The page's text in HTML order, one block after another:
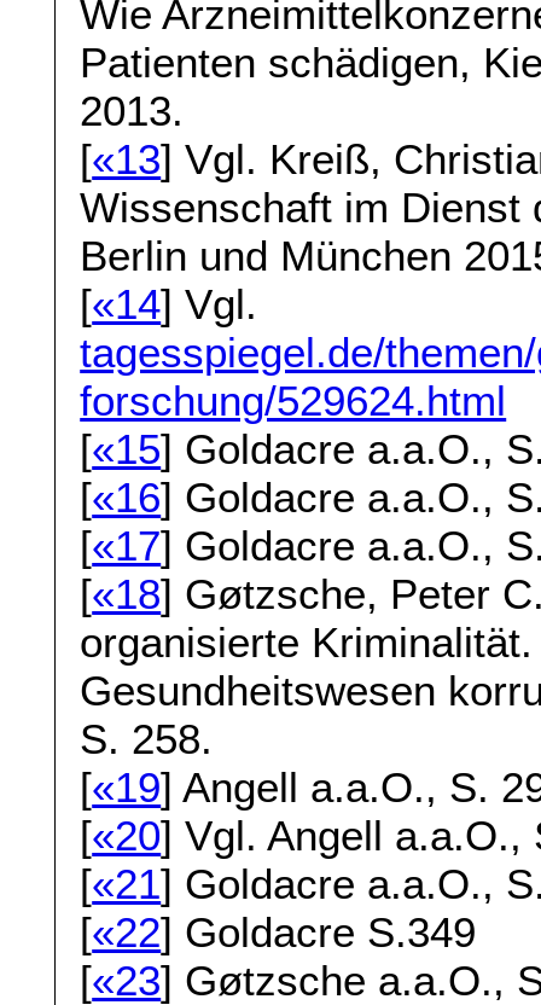
Wie
Patienten schädigen,
2013.
[«13] Vgl. Kreiß,
Wissenschaft im Dienst
Berlin und München
[«14] Vgl.
tagesspiegel.de/
forschung/529624.html
[«15] Goldacre a.a.O.,
[«16] Goldacre a.a.O.,
[«17] Goldacre a.a.O.,
[«18] Gøtzsche, Peter
organisierte
Gesundheitswesen
S. 258.
[«19] Angell a.a.O., S.
[«20] Vgl. Angell a.a.O.,
[«21] Goldacre a.a.O.,
[«22] Goldacre S.349
[«23] Gøtzsche a.a.O.,